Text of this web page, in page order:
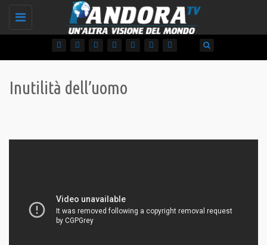
Toggle
Inutilità dell’uomo